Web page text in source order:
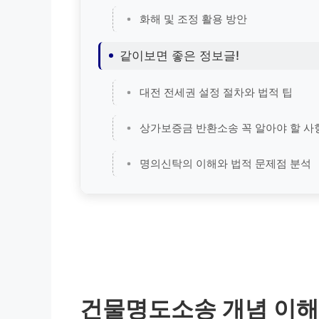
화해 및 조정 활용 방안
같이보면 좋은 정보글!
대전 전세권 설정 절차와 법적 팁
상가보증금 반환소송 꼭 알아야 할 사
명의신탁의 이해와 법적 문제점 분석
건물명도소송 개념 이해